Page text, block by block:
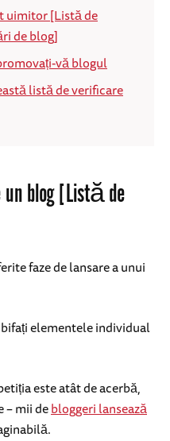
uimitor [Listă de
de blog]
vă blogul
listă de verificare
un blog [Listă de
faze de lansare a unui
elementele individual
este atât de acerbă,
– mii debloggeri lansează